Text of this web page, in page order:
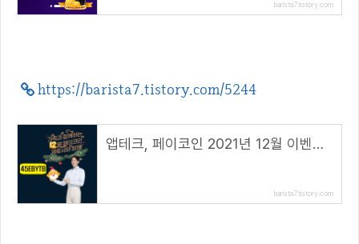
barista7.tistory.com
https://barista7.tistory.com/5244
앱테크, 페이코인 2021년 12월 이벤트 총정리!( 리워드 코드 : 45EBYTB )
barista7.tistory.com